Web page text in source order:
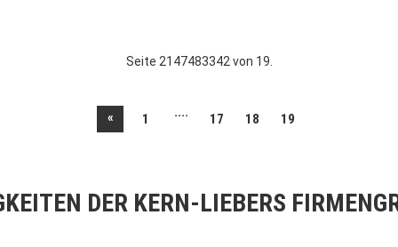
Seite 2147483342 von 19.
« 1 .... 17 18 19
DER KERN-LIEBERS